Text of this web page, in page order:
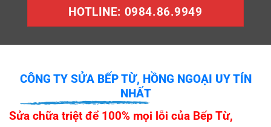
HOTLINE: 0984.86.9949
CÔNG TY SỬA BẾP TỪ, HỒNG NGOẠI UY TÍN
NHẤT
Sửa chữa triệt để 100% mọi lỗi của Bếp Từ,